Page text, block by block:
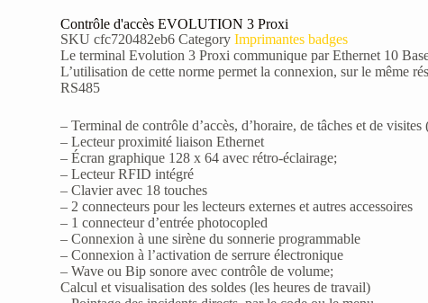
Contrôle d'accès EVOLUTION 3 Proxi
SKUcfc720482eb6Category Imprimantes badges
Le terminal Evolution 3 Proxi communique par Ethernet 10
L’utilisation de cette norme permet la connexion, sur le même
RS485
– Terminal de contrôle d’accès, d’horaire, de tâches et de visites
– Lecteur proximité liaison Ethernet
– Écran graphique 128 x 64 avec rétro-éclairage;
– Lecteur RFID intégré
– Clavier avec 18 touches
– 2 connecteurs pour les lecteurs externes et autres accessoires
– 1 connecteur d’entrée photocopled
– Connexion à une sirène du sonnerie programmable
– Connexion à l’activation de serrure électronique
– Wave ou Bip sonore avec contrôle de volume;
Calcul et visualisation des soldes (les heures de travail)